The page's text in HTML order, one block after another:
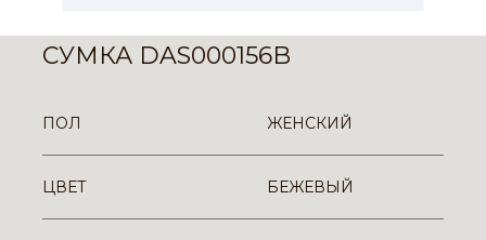
СУМКА DAS000156B
ПОЛ ЖЕНСКИЙ
ЦВЕТ БЕЖЕВЫЙ